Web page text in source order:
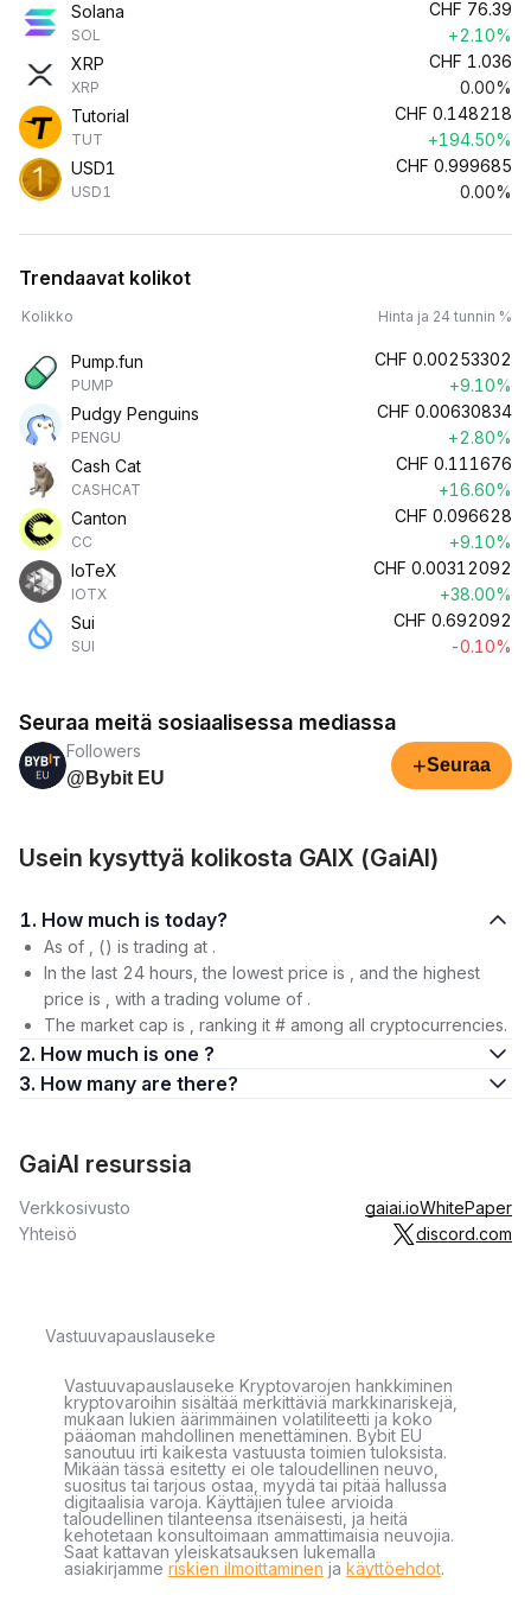
Solana
SOL
CHF 76.39
+2.10%
XRP
XRP
CHF 1.036
0.00%
Tutorial
TUT
CHF 0.148218
+194.50%
USD1
USD1
CHF 0.999685
0.00%
Trendaavat kolikot
Kolikko Hinta ja 24 tunnin %
Pump.fun
PUMP
CHF 0.00253302
+9.10%
Pudgy Penguins
PENGU
CHF 0.00630834
+2.80%
Cash Cat
CASHCAT
CHF 0.111676
+16.60%
Canton
CC
CHF 0.096628
+9.10%
IoTeX
IOTX
CHF 0.00312092
+38.00%
Sui
SUI
CHF 0.692092
-0.10%
Seuraa meitä sosiaalisessa mediassa
Followers
@Bybit EU
+Seuraa
Usein kysyttyä kolikosta GAIX (GaiAI)
1. How much is today?
As of , () is trading at .
In the last 24 hours, the lowest price is , and the highest
price is , with a trading volume of .
The market cap is , ranking it # among all cryptocurrencies.
2. How much is one ?
3. How many are there?
GaiAI resurssia
Verkkosivusto gaiai.ioWhitePaper
Yhteisö
discord.com
Vastuuvapauslauseke
Vastuuvapauslauseke Kryptovarojen hankkiminen
kryptovaroihin sisältää merkittäviä markkinariskejä,
mukaan lukien äärimmäinen volatiliteetti ja koko
pääoman mahdollinen menettäminen. Bybit EU
sanoutuu irti kaikesta vastuusta toimien tuloksista.
Mikään tässä esitetty ei ole taloudellinen neuvo,
suositus tai tarjous ostaa, myydä tai pitää hallussa
digitaalisia varoja. Käyttäjien tulee arvioida
taloudellinen tilanteensa itsenäisesti, ja heitä
kehotetaan konsultoimaan ammattimaisia neuvojia.
Saat kattavan yleiskatsauksen lukemalla
asiakirjamme riskien ilmoittaminen ja käyttöehdot.